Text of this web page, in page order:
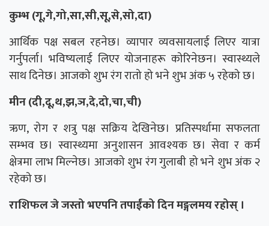
कुम्भ (गू,गे,गो,सा,सी,सू,से,सो,दा)
आर्थिक पक्ष सबल रहनेछ। व्यापार व्यवसायलाई लिएर यात्रा
गर्नुपर्ला। भविष्यलाई लिएर योजनाहरू कोरिनेछन। स्वास्थ्यले
साथ दिनेछ। आजको शुभ रंग रातो हो भने शुभ अंक ५ रहेको छ।
मीन (दी,दू,थ,झ,ञ,दे,दो,चा,ची)
ऋण, रोग र शत्रु पक्ष सक्रिय देखिनेछ। प्रतिस्पर्धामा सफलता
सम्भव छ। स्वास्थ्यमा अनुशासन आवश्यक छ। सेवा र कर्म
क्षेत्रमा लाभ मिल्नेछ। आजको शुभ रंग गुलाबी हो भने शुभ अंक २
रहेको छ।
राशिफल जे जस्तो भएपनि तपाईंको दिन मङ्गलमय रहोस् ।